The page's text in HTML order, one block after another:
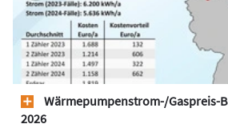
Wärmepumpen­strom-/Gas­preis­-
2026